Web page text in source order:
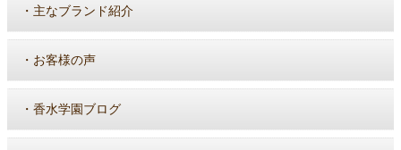
・ 主なブランド紹介
・ お客様の声
・ 香水学園ブログ